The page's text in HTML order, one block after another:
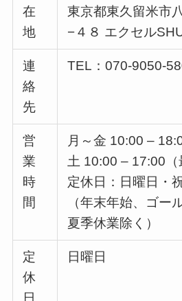
在
地
東京都東久留米市
−４８ エクセル
連
絡
先
TEL：070-9050-
営
業
時
間
月～金 10:00 –
土 10:00 – 17:00（
定休日：日曜日・
（年末年始、ゴー
夏季休業除く）
定
休
日
日曜日